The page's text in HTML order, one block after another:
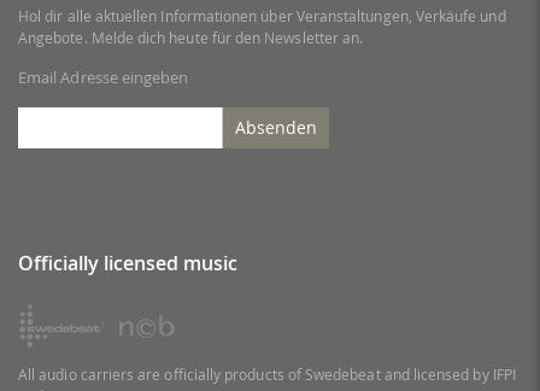
Hol dir alle aktuellen Informationen über Veranstaltungen, Verkäufe und
Angebote. Melde dich heute für den Newsletter an.
Email Adresse eingeben
Absenden
Officially licensed music
All audio carriers are officially products of Swedebeat and licensed by IFPI